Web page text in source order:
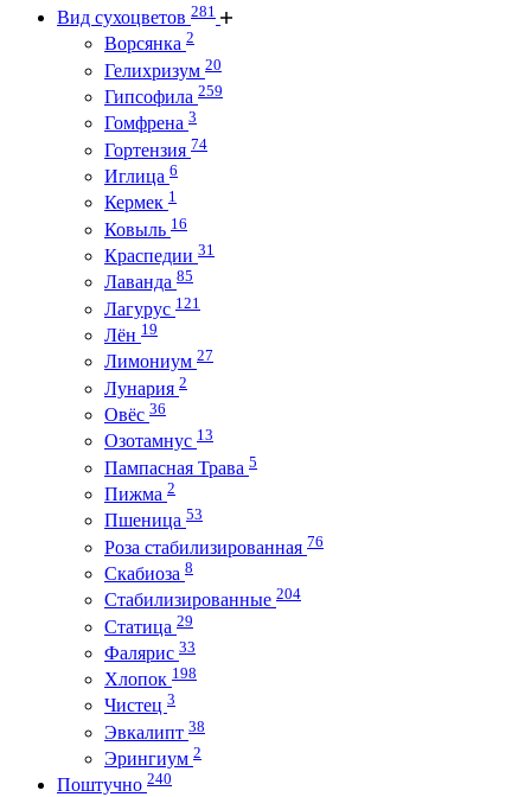
Вид сухоцветов 281
Ворсянка 2
Гелихризум 20
Гипсофила 259
Гомфрена 3
Гортензия 74
Иглица 6
Кермек 1
Ковыль 16
Краспедии 31
Лаванда 85
Лагурус 121
Лён 19
Лимониум 27
Лунария 2
Овёс 36
Озотамнус 13
Пампасная Трава 5
Пижма 2
Пшеница 53
Роза стабилизированная 76
Скабиоза 8
Стабилизированные 204
Статица 29
Фалярис 33
Хлопок 198
Чистец 3
Эвкалипт 38
Эрингиум 2
Поштучно 240